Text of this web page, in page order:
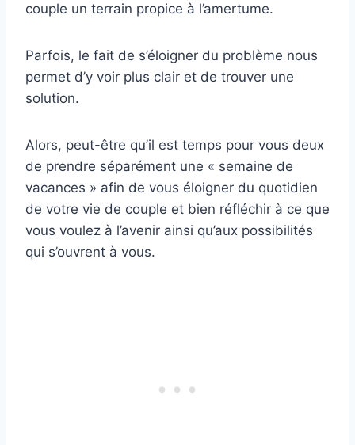
couple un terrain propice à l’amertume.
Parfois, le fait de s’éloigner du problème nous
permet d’y voir plus clair et de trouver une
solution.
Alors, peut-être qu’il est temps pour vous deux
de prendre séparément une « semaine de
vacances » afin de vous éloigner du quotidien
de votre vie de couple et bien réfléchir à ce que
vous voulez à l’avenir ainsi qu’aux possibilités
qui s’ouvrent à vous.